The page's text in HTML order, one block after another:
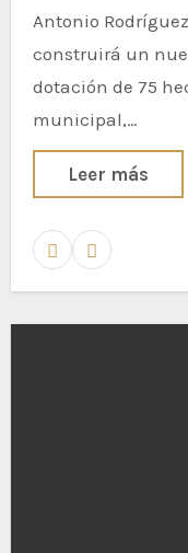
Antonio
construirá un
dotación de 75
municipal,…
Leer más